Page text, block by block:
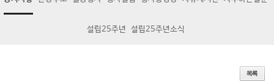
설립25주년 설립25주년소식